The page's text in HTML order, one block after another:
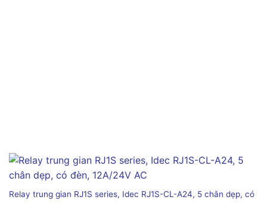
Relay trung gian RJ1S series, Idec RJ1S-CL-A24, 5 chân dẹp, có